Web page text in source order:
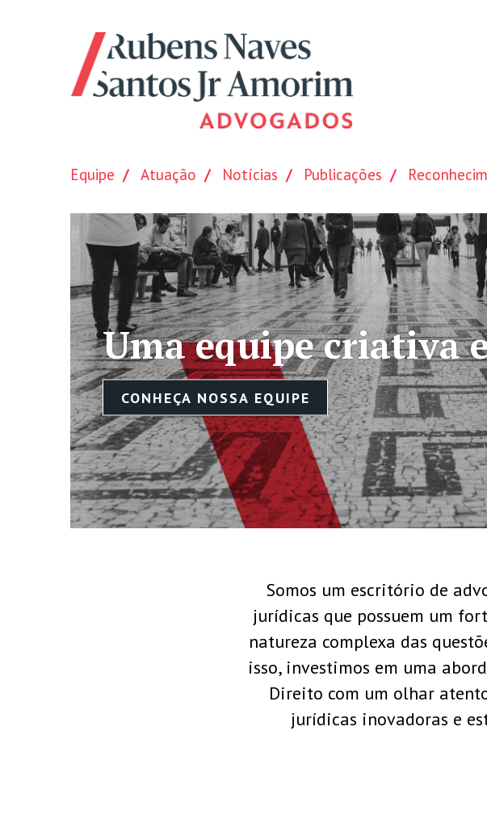
Equipe Atuação Notícias Publicações
altamente qualificada
Somos um escritório de
jurídicas que possuem um
natureza complexa das
isso, investimos em uma
Direito com um olhar
jurídicas inovadoras e